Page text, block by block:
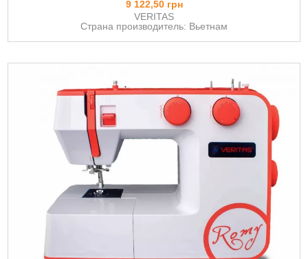
9 122,50 грн
VERITAS
Страна производитель: Вьетнам